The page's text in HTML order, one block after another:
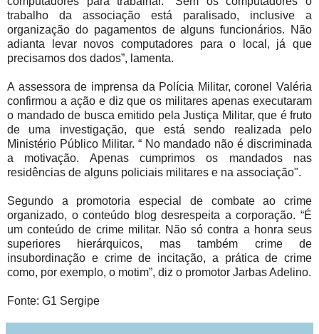
trabalho da associação está paralisado, inclusive a
organização do pagamentos de alguns funcionários. Não
adianta levar novos computadores para o local, já que
precisamos dos dados”, lamenta.
A assessora de imprensa da Polícia Militar, coronel Valéria
confirmou a ação e diz que os militares apenas executaram
o mandado de busca emitido pela Justiça Militar, que é fruto
de uma investigação, que está sendo realizada pelo
Ministério Público Militar. “ No mandado não é discriminada
a motivação. Apenas cumprimos os mandados nas
residências de alguns policiais militares e na associação".
Segundo a promotoria especial de combate ao crime
organizado, o conteúdo blog desrespeita a corporação. “É
um conteúdo de crime militar. Não só contra a honra seus
superiores hierárquicos, mas também crime de
insubordinação e crime de incitação, a prática de crime
como, por exemplo, o motim”, diz o promotor Jarbas Adelino.
Fonte: G1 Sergipe